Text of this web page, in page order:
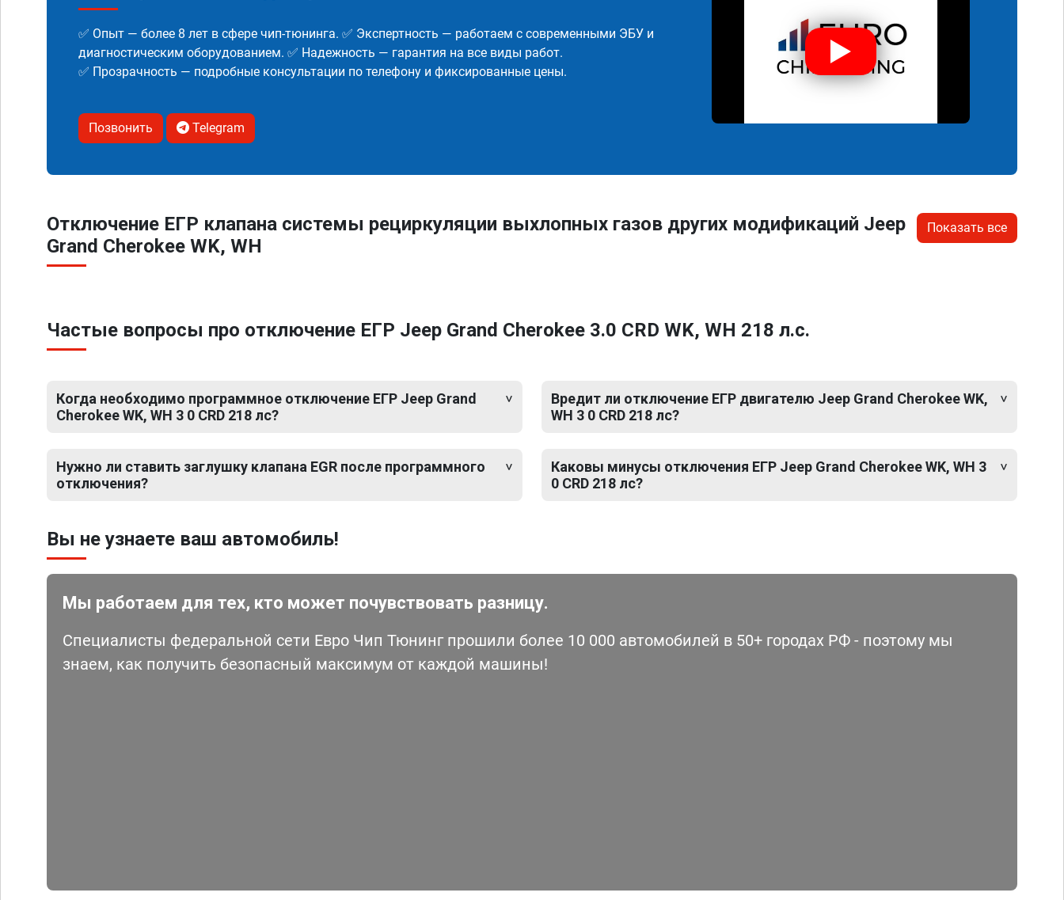
✅ Опыт — более 8 лет в сфере чип-тюнинга. ✅ Экспертность — работаем с современными ЭБУ и
диагностическим оборудованием. ✅ Надежность — гарантия на все виды работ.
✅ Прозрачность — подробные консультации по телефону и фиксированные цены.
Позвонить Telegram
Отключение ЕГР клапана системы рециркуляции выхлопных газов других модификаций Jeep
Grand Cherokee WK, WH
Показать все
Частые вопросы про отключение ЕГР Jeep Grand Cherokee 3.0 CRD WK, WH 218 л.с.
Когда необходимо программное отключение ЕГР Jeep Grand
Cherokee WK, WH 3 0 CRD 218 лс?
Нужно ли ставить заглушку клапана EGR после программного
отключения?
Вредит ли отключение ЕГР двигателю Jeep Grand Cherokee WK,
WH 3 0 CRD 218 лс?
Каковы минусы отключения ЕГР Jeep Grand Cherokee WK, WH 3
0 CRD 218 лс?
Вы не узнаете ваш автомобиль!
Мы работаем для тех, кто может почувствовать разницу.
Специалисты федеральной сети Евро Чип Тюнинг прошили более 10 000 автомобилей в 50+ городах РФ - поэтому мы
знаем, как получить безопасный максимум от каждой машины!